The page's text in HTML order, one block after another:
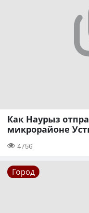
Как Наурыз
микрорайоне
4756
Город